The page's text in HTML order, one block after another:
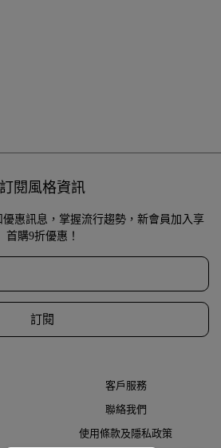
訂閱風格資訊
惠訊息，掌握流行趨勢，新會員加入享
首購9折優惠！
訂閱
客戶服務
聯絡我們
使用條款及隱私政策